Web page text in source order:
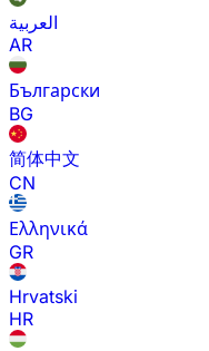
العربية
AR
Български
BG
简体中文
CN
Ελληνικά
GR
Hrvatski
HR